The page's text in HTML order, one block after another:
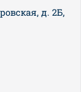
д. 2Б,